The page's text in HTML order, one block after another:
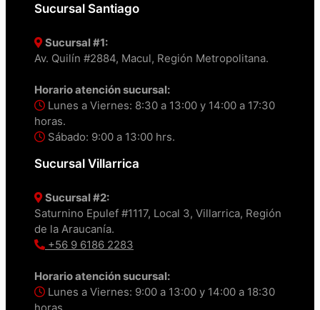
Sucursal Santiago
Sucursal #1:
Av. Quilín #2884, Macul, Región Metropolitana.
Horario atención sucursal:
Lunes a Viernes: 8:30 a 13:00 y 14:00 a 17:30
horas.
Sábado: 9:00 a 13:00 hrs.
Sucursal Villarrica
Sucursal #2:
Saturnino Epulef #1117, Local 3, Villarrica, Región
de la Araucanía.
+56 9 6186 2283
Horario atención sucursal:
Lunes a Viernes: 9:00 a 13:00 y 14:00 a 18:30